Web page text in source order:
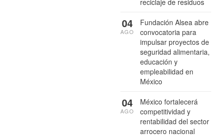
Fundación Alsea abre
convocatoria para
impulsar proyectos de
seguridad alimentaria,
educación y
empleabilidad en
México
04
AGO
México fortalecerá
competitividad y
rentabilidad del sector
arrocero nacional
04
AGO